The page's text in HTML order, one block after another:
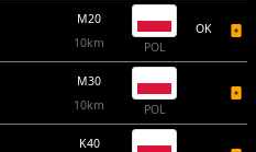
M20
10km
POL
OK
M30
10km
POL
K40